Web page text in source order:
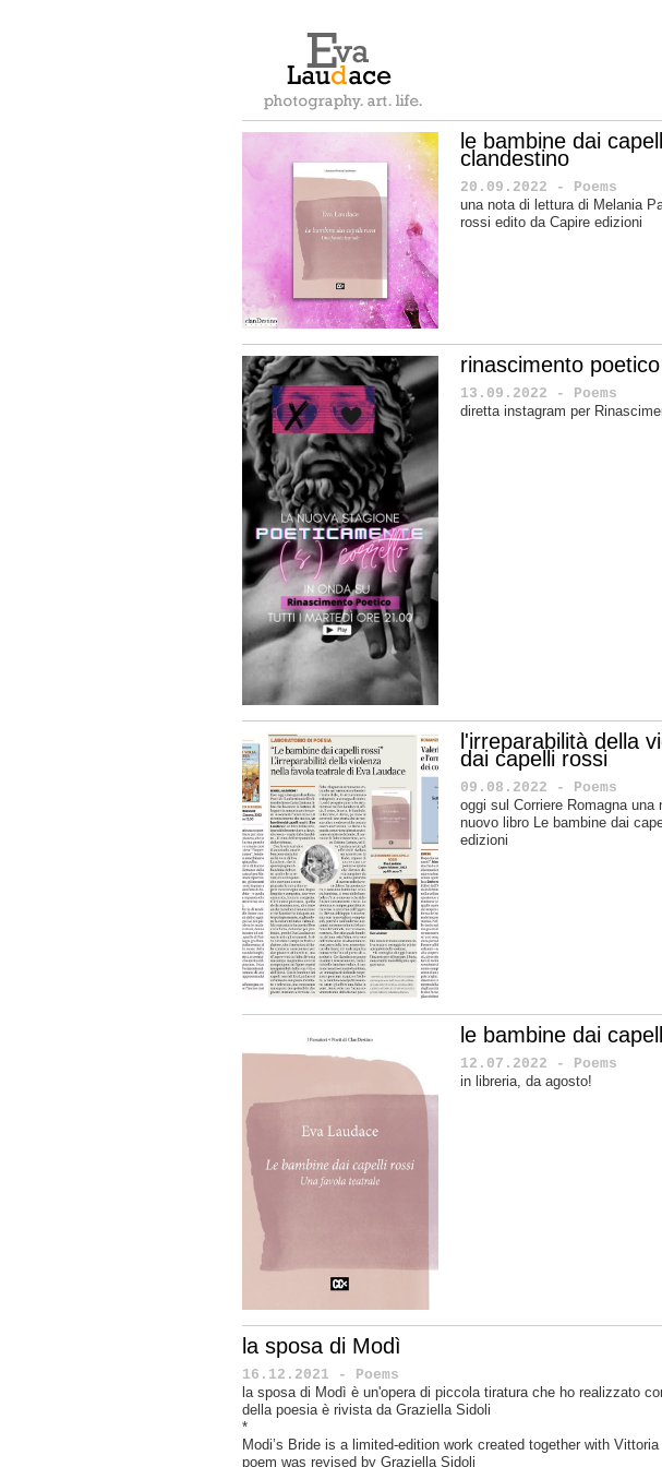
le bambine dai
clandestino
20.09.2022 - Poems
una nota di lettura di Melania
rossi edito da Capire edizioni
rinascimento poetico
13.09.2022 - Poems
diretta instagram per
l'irreparabilità della
dai capelli rossi
09.08.2022 - Poems
oggi sul Corriere Romagna
nuovo libro Le bambine dai
edizioni
le bambine dai
12.07.2022 - Poems
in libreria, da agosto!
la sposa di Modì
16.12.2021 - Poems
la sposa di Modì è un'opera di piccola tiratura che ho realizzato
della poesia è rivista da Graziella Sidoli
*
Modi’s Bride is a limited-edition work created together with
poem was revised by Graziella Sidoli